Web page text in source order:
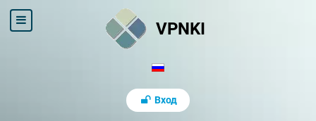
VPNKI
Вход